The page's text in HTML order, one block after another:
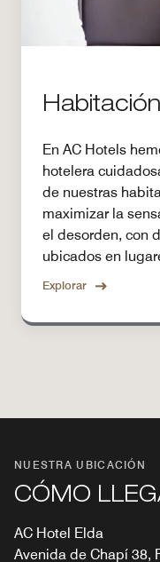
En AC Hotels
hotelera
de nuestras
maximizar la
el desorden, con
ubicados en
Explorar
NUESTRA UBICACIÓN
CÓMO
AC Hotel Elda
Avenida de Chapí 38,